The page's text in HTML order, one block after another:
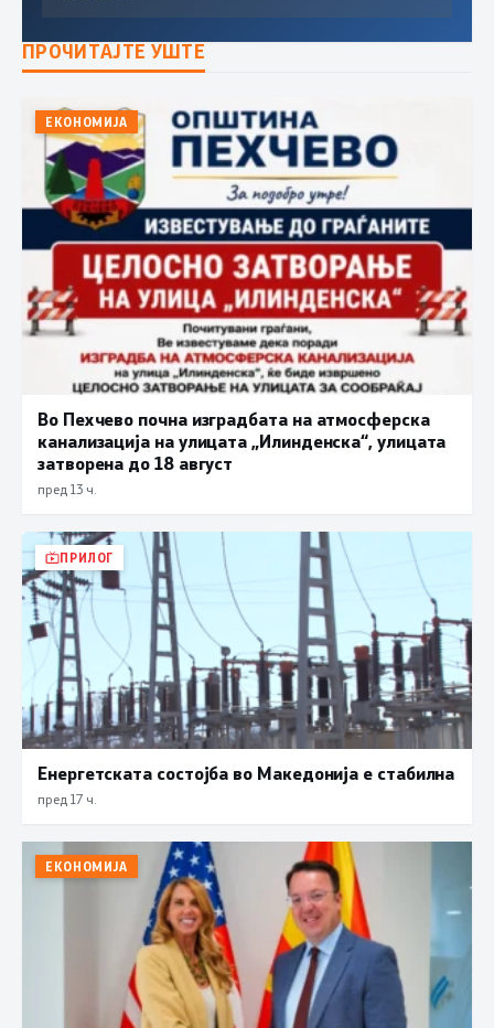
ПРОЧИТАЈТЕ УШТЕ
ЕКОНОМИЈА
Во Пехчево почна изградбата на атмосферска
канализација на улицата „Илинденска“, улицата
затворена до 18 август
пред 13 ч.
ПРИЛОГ
Енергетската состојба во Македонија е стабилна
пред 17 ч.
ЕКОНОМИЈА